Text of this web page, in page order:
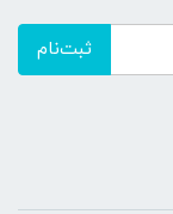
ثبت‌نام